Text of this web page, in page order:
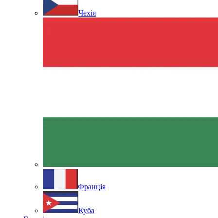
Чехія
Франція
Куба